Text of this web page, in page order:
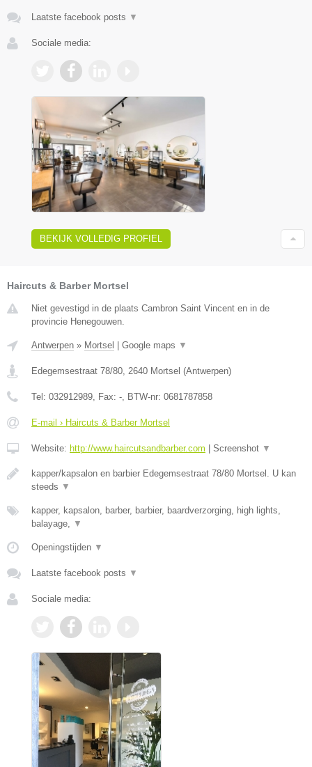
Laatste facebook posts ▼
Sociale media:
BEKIJK VOLLEDIG PROFIEL
Haircuts & Barber Mortsel
Niet gevestigd in de plaats Cambron Saint Vincent en in de
provincie Henegouwen.
Antwerpen » Mortsel Google maps ▼
Edegemsestraat 78/80, 2640 Mortsel (Antwerpen)
Tel: 032912989, Fax: -, BTW-nr: 0681787858
E-mail › Haircuts & Barber Mortsel
Website: http://www.haircutsandbarber.com Screenshot ▼
kapper/kapsalon en barbier Edegemsestraat 78/80 Mortsel. U kan
steeds ▼
kapper, kapsalon, barber, barbier, baardverzorging, high lights,
balayage, ▼
Openingstijden ▼
Laatste facebook posts ▼
Sociale media: